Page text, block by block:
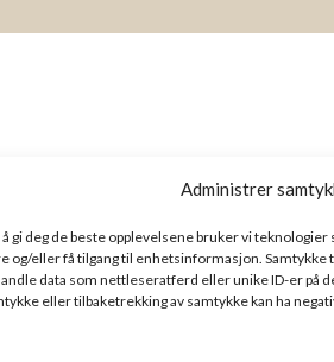
Administrer
gi deg de beste opplevelsene bruker vi
og/eller få tilgang til enhetsinformasjon. Samtykke
data som nettleseratferd eller unike ID-er på
eller tilbaketrekking av samtykke kan ha
av prosessen